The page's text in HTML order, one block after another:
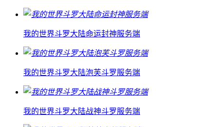
我的世界斗罗大陆命运封神服务端
我的世界斗罗大陆泡芙斗罗服务端
我的世界斗罗大陆战神斗罗服务端